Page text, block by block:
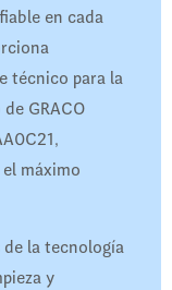
en cada
técnico para la
GRACO
máximo
de la tecnología
y